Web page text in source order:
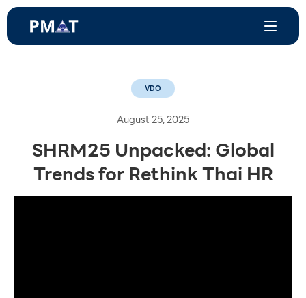
VDO
August 25, 2025
SHRM25 Unpacked: Global
Trends for Rethink Thai HR